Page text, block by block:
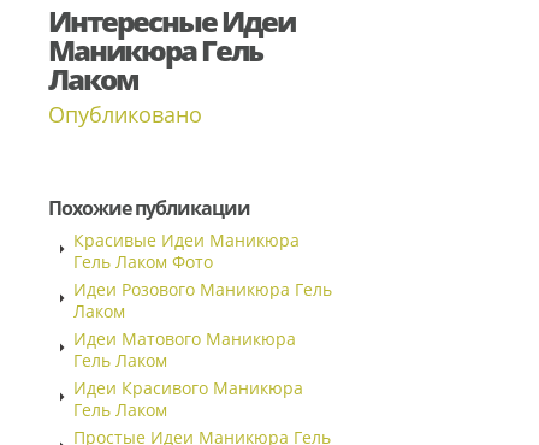
Интересные Идеи
Маникюра Гель
Лаком
Опубликовано
Похожие публикации
Красивые Идеи Маникюра
Гель Лаком Фото
Идеи Розового Маникюра Гель
Лаком
Идеи Матового Маникюра
Гель Лаком
Идеи Красивого Маникюра
Гель Лаком
Простые Идеи Маникюра Гель